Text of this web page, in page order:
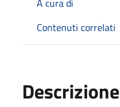
Contenuti correlati
Descrizione